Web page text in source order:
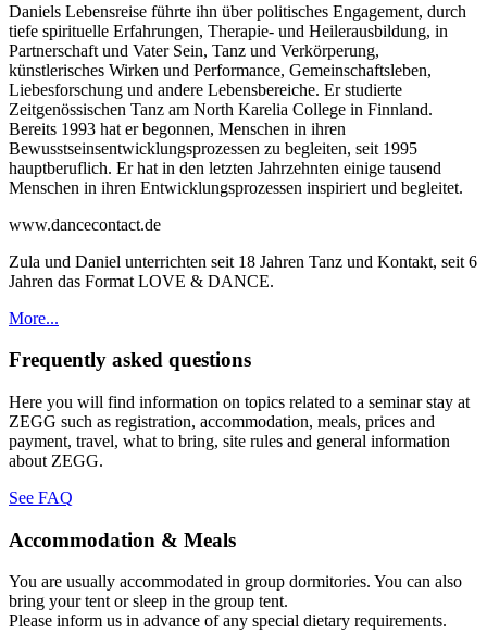
Daniels Lebensreise führte ihn über politisches Engagement, durch
tiefe spirituelle Erfahrungen, Therapie- und Heilerausbildung, in
Partnerschaft und Vater Sein, Tanz und Verkörperung,
künstlerisches Wirken und Performance, Gemeinschaftsleben,
Liebesforschung und andere Lebensbereiche. Er studierte
Zeitgenössischen Tanz am North Karelia College in Finnland.
Bereits 1993 hat er begonnen, Menschen in ihren
Bewusstseinsentwicklungsprozessen zu begleiten, seit 1995
hauptberuflich. Er hat in den letzten Jahrzehnten einige tausend
Menschen in ihren Entwicklungsprozessen inspiriert und begleitet.
www.dancecontact.de
Zula und Daniel unterrichten seit 18 Jahren Tanz und Kontakt, seit 6
Jahren das Format LOVE & DANCE.
More...
Frequently asked questions
Here you will find information on topics related to a seminar stay at
ZEGG such as registration, accommodation, meals, prices and
payment, travel, what to bring, site rules and general information
about ZEGG.
See FAQ
Accommodation & Meals
You are usually accommodated in group dormitories. You can also
bring your tent or sleep in the group tent.
Please inform us in advance of any special dietary requirements.